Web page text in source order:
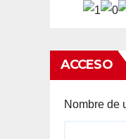
ACCESO
Nombre de